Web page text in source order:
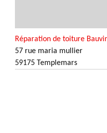
Réparation de toiture
57 rue maria mullier
59175 Templemars